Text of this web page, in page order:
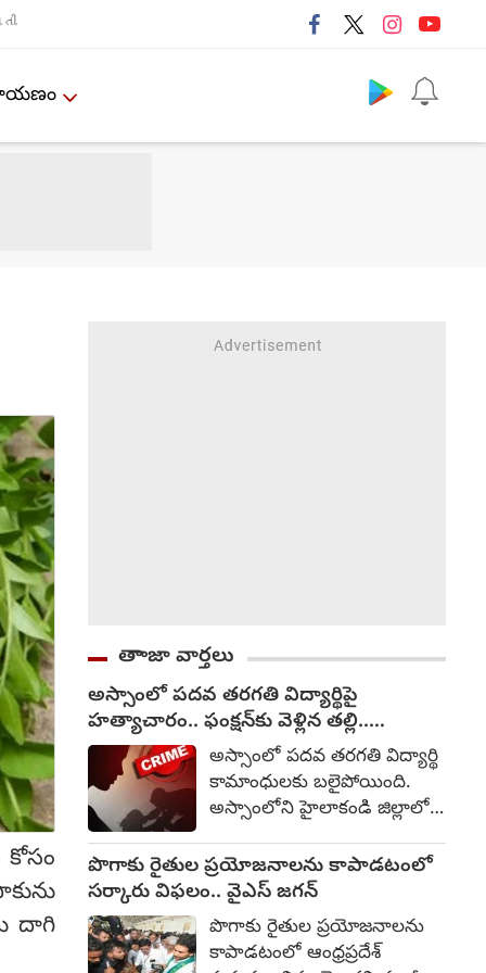
కోసం
దాగి
తాాజా వార్తలు
అస్సాంలో పదవ తరగతి విద్యార్థిపై
హత్యాచారం.. ఫంక్షన్‌కు వెళ్లిన తల్లి..
మంచంపై విగతజీవిగా..?అస్సాంలో పదవ తరగతి విద్యార్థి
కామాంధులకు బలైపోయింది.
అస్సాంలోని హైలాకండి జిల్లాలో
ఏళ్ల బాలికపై సామూహిక
అత్యాచారం, హత్యకు
సంబంధించి ఒక మైనర్‌తో సహా
ముగ్గురిని అరెస్టు చేసినట్లు
పోలీసులు తెలిపారు. ఆగస్టు 1
పొగాకు రైతుల ప్రయోజనాలను కాపాడటంలో
సర్కారు విఫలం.. వైఎస్ జగన్
పొగాకు రైతుల ప్రయోజనాలను
కాపాడటంలో ఆంధ్రప్రదేశ్